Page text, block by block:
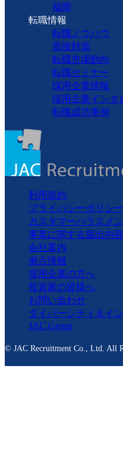
福岡
転職情報
転職ノウハウ
面接対策
転職市場動向
転職セミナー
採用企業情報
採用企業インタ
転職成功事例
利用規約
プライバシーポリシー
カスタマーハラスメ
事業に関する届出内
会社案内
拠点情報
採用企業の方へ
投資家の皆様へ
お問い合わせ
ダイバーシティ＆イ
JAC Group
© JAC Recruitment Co., Ltd. All